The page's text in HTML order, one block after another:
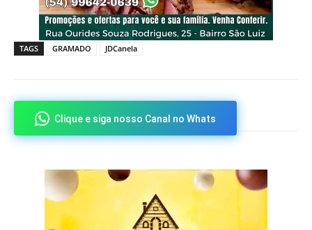
TAGS GRAMADO JDCanela
Clique e siga nosso Canal no Whats